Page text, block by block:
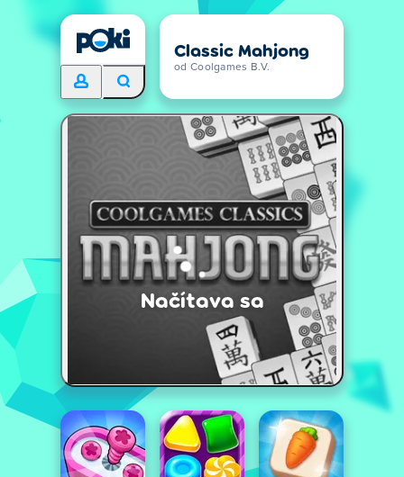
Classic Mahjong
od Coolgames B.V.
Načítava sa